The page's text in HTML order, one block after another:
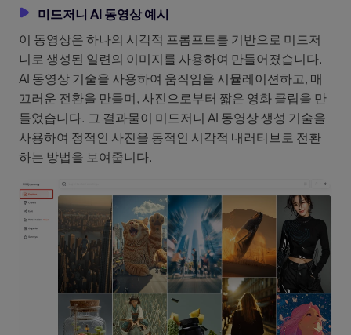
미드저니 AI 동영상 예시
이 동영상은 하나의 시각적 프롬프트를 기반으로 미드저
니로 생성된 일련의 이미지를 사용하여 만들어졌습니다.
AI 동영상 기술을 사용하여 움직임을 시뮬레이션하고, 매
끄러운 전환을 만들며, 사진으로부터 짧은 영화 클립을 만
들었습니다. 그 결과물이 미드저니 AI 동영상 생성 기술을
사용하여 정적인 사진을 동적인 시각적 내러티브로 전환
하는 방법을 보여줍니다.